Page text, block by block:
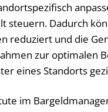
Dadurch
reduziert und die
zur optimalen
eines Standorts
im